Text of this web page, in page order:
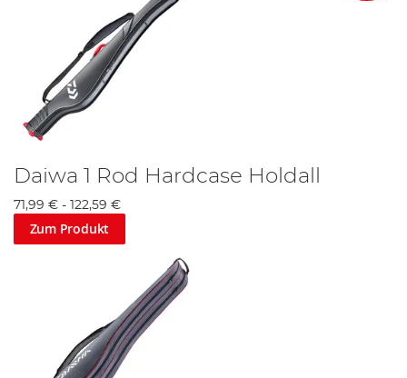
Daiwa 1 Rod Hardcase Holdall
71,99 € - 122,59 €
Zum Produkt